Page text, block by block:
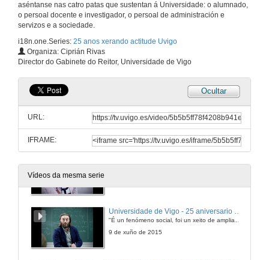
aséntanse nas catro patas que sustentan á Universidade: o alumnado,
o persoal docente e investigador, o persoal de administración e
servizos e a sociedade.
i18n.one.Series: 25 anos xerando actitude Uvigo
Organiza: Ciprián Rivas
Director do Gabinete do Reitor, Universidade de Vigo
Ocultar
URL:
IFRAME:
Vídeos da mesma serie
"Abriron negocios e hai marcha pola noite... iso é o que me conta o meu neto, claro"
"É un fenómeno social, foi un xeito de ampliar horizontes"
9 de xuño de 2015